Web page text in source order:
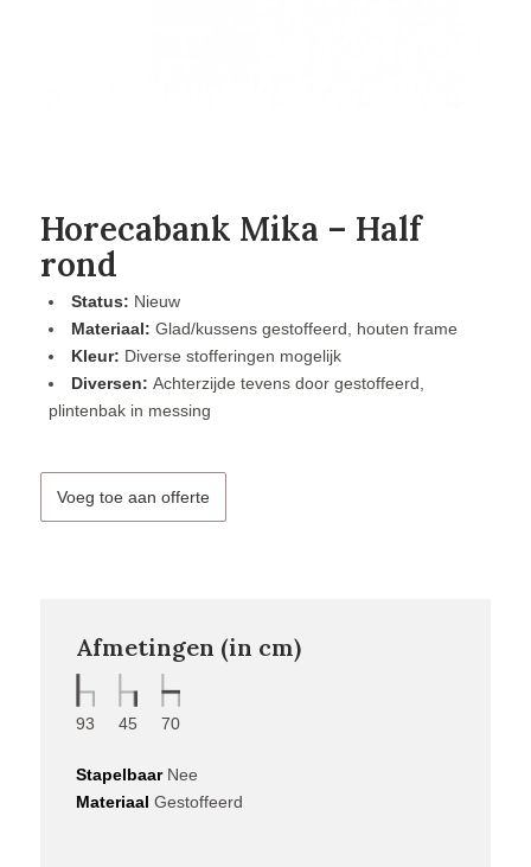
Horecabank Mika – Half
rond
Status: Nieuw
Materiaal: Glad/kussens gestoffeerd, houten frame
Kleur: Diverse stofferingen mogelijk
Diversen: Achterzijde tevens door gestoffeerd,
plintenbak in messing
Voeg toe aan offerte
Afmetingen (in cm)
93 45 70
StapelbaarNee
Materiaal Gestoffeerd